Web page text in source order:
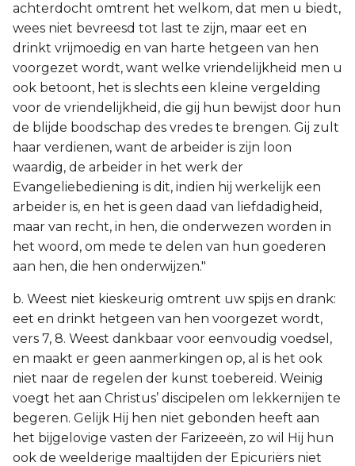
achterdocht omtrent het welkom, dat men u biedt,
wees niet bevreesd tot last te zijn, maar eet en
drinkt vrijmoedig en van harte hetgeen van hen
voorgezet wordt, want welke vriendelijkheid men u
ook betoont, het is slechts een kleine vergelding
voor de vriendelijkheid, die gij hun bewijst door hun
de blijde boodschap des vredes te brengen. Gij zult
haar verdienen, want de arbeider is zijn loon
waardig, de arbeider in het werk der
Evangeliebediening is dit, indien hij werkelijk een
arbeider is, en het is geen daad van liefdadigheid,
maar van recht, in hen, die onderwezen worden in
het woord, om mede te delen van hun goederen
aan hen, die hen onderwijzen."
b. Weest niet kieskeurig omtrent uw spijs en drank:
eet en drinkt hetgeen van hen voorgezet wordt,
vers 7, 8. Weest dankbaar voor eenvoudig voedsel,
en maakt er geen aanmerkingen op, al is het ook
niet naar de regelen der kunst toebereid. Weinig
voegt het aan Christus’ discipelen om lekkernijen te
begeren. Gelijk Hij hen niet gebonden heeft aan
het bijgelovige vasten der Farizeeën, zo wil Hij hun
ook de weelderige maaltijden der Epicuriërs niet